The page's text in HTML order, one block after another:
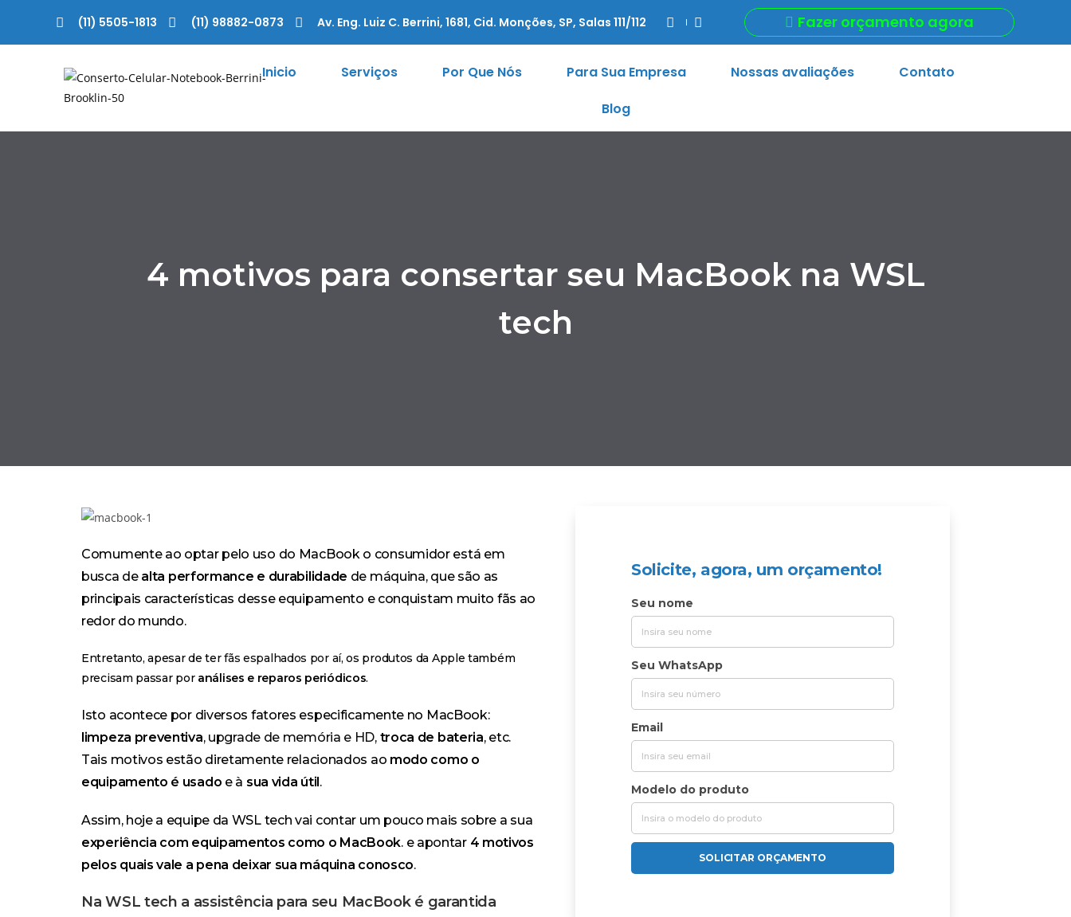
(11) 5505-1813 (11) 98882-0873 Av. Eng. Luiz C. Berrini, 1681, Cid. Monções, SP, Salas 111/112 Fazer orçamento agora
Inicio Serviços Por Que Nós Para Sua Empresa Nossas avaliações
Contato
Blog
4 motivos para consertar seu MacBook na WSL
tech
Comumente ao optar pelo uso do MacBook o consumidor está em
busca de alta performance e durabilidade de máquina, que são as
principais características desse equipamento e conquistam muito fãs ao
redor do mundo.
Entretanto, apesar de terfãs espalhados por aí, os produtos da Apple também
precisam passar poranálises e reparos periódicos.
Isto acontece por diversos fatores especificamente no MacBook:
limpeza preventiva, upgrade de memória e HD, troca de bateria, etc.
Tais motivos estão diretamente relacionados ao modo como o
equipamento é usado e à sua vida útil.
Assim, hoje a equipe da WSL tech vai contar um pouco mais sobre a sua
experiência com equipamentos como o MacBook. e apontar 4 motivos
pelos quais vale a pena deixar sua máquina conosco.
Na WSL tech a assistência para seu MacBook é garantida
Solicite, agora, um orçamento!
Seu nome
Seu WhatsApp
Email
Modelo do produto
SOLICITAR ORÇAMENTO